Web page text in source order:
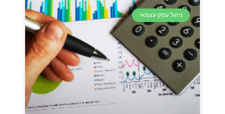
ניהול עסק עצמאי